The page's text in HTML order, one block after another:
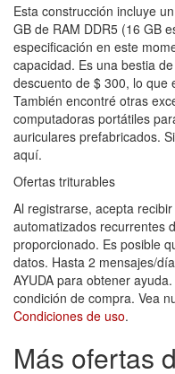
Esta construcción incluye
GB de RAM DDR5 (16 GB
especificación en este
capacidad. Es una bestia
descuento de $ 300, lo que
También encontré otras
computadoras portátiles
auriculares prefabricados.
aquí.
Ofertas triturables
Al registrarse, acepta
automatizados recurrentes
proporcionado. Es posible
datos. Hasta 2 mensajes/
AYUDA para obtener
condición de compra. Vea
Condiciones de uso.
Más ofertas